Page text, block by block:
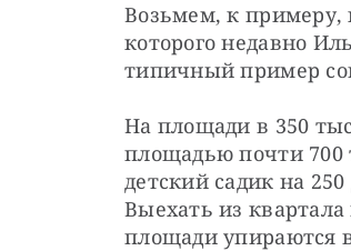
Возьмем, к примеру,
которого недавно
типичный пример
На площади в 350
площадью почти 700
детский садик на
Выехать из
площади упираются